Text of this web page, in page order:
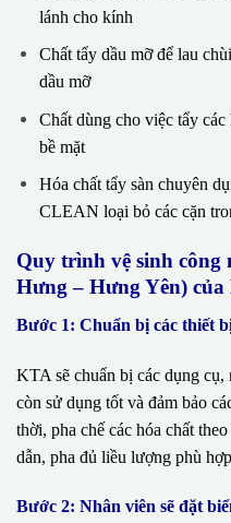
lánh cho kính
Chất tẩy dầu mỡ để lau
dầu mỡ
Chất dùng cho việc tẩy
bề mặt
Hóa chất tẩy sàn chuyên
CLEAN loại bỏ các cặn
Quy trình vệ sinh công
Hưng – Hưng Yên)
Bước 1: Chuẩn bị các thiết
KTA sẽ chuẩn bị các dụng
còn sử dụng tốt và đảm bảo
thời, pha chế các hóa chất
dẫn, pha đủ liều lượng phù
Bước 2: Nhân viên sẽ đặt